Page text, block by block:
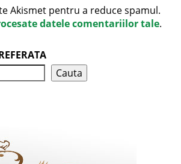
Akismet pentru a reduce spamul.
datele comentariilor tale.
Cauta